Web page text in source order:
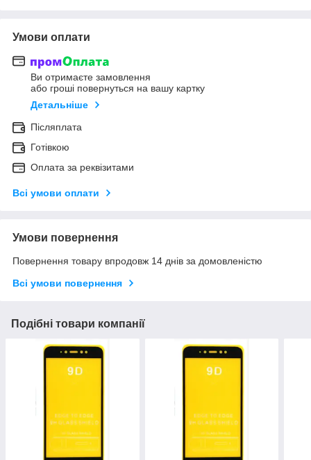
Умови оплати
Ви отримаєте замовлення
або гроші повернуться на вашу картку
Детальніше
Післяплата
Готівкою
Оплата за реквізитами
Всі умови оплати
Умови повернення
Повернення товару впродовж 14 днів за домовленістю
Всі умови повернення
Подібні товари компанії